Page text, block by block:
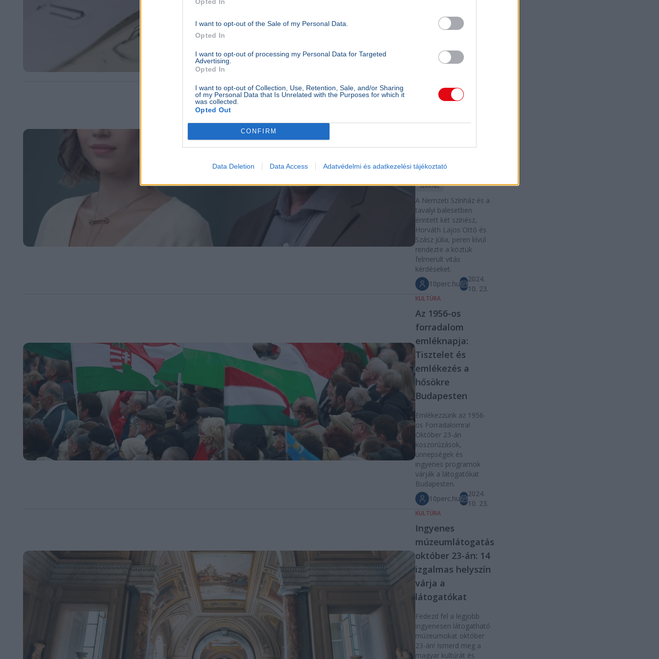
I want to opt-out of the Sale of my Personal Data.
Opted In
I want to opt-out of processing my Personal Data for Targeted
Advertising.
Opted In
I want to opt-out of Collection, Use, Retention, Sale, and/or Sharing
of my Personal Data that Is Unrelated with the Purposes for which it
was collected.
Opted Out
CONFIRM
Data Deletion Data Access Adatvédelmi és adatkezelési tájékoztató
idén Jánossy Lajos,
Szűcs Teri és Sophie
elismeréséért.
Peren kívül
Júliával
Színház
A Nemzeti Színház és a
tavalyi balesetben
érintett két színész,
Horváth Lajos Ottó és
Szász Júlia, peren kívül
rendezte a köztük
felmerült vitás
kérdéseket.
10perc.hu
2024.
10. 23.
KULTÚRA
Az 1956-os
forradalom
emléknapja:
Tisztelet és
emlékezés a
hősökre
Budapesten
Emlékezzünk az 1956-
os Forradalomra!
Október 23-án
koszorúzások,
ünnepségek és
ingyenes programok
várják a látogatókat
Budapesten.
10perc.hu
2024.
10. 23.
KULTÚRA
Ingyenes
múzeumlátogatás
október 23-án: 14
izgalmas helyszín
várja a
látogatókat
Fedezd fel a legjobb
ingyenesen látogatható
múzeumokat október
23-án! Ismerd meg a
magyar kultúrát és